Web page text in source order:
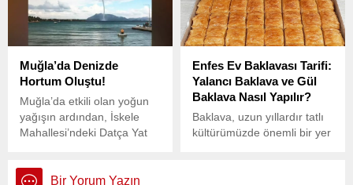
Ankara Esenboğa
Havalimanı’na indi.
Muğla’da Denizde
Hortum Oluştu!
Muğla’da etkili olan yoğun
yağışın ardından, İskele
Mahallesi’ndeki Datça Yat
hortum oluştu.
Enfes Ev Baklavası Tarifi:
Yalancı Baklava ve Gül
Baklava Nasıl Yapılır?
Baklava, uzun yıllardır tatlı
kültürümüzde önemli bir yer
Bir Yorum Yazın